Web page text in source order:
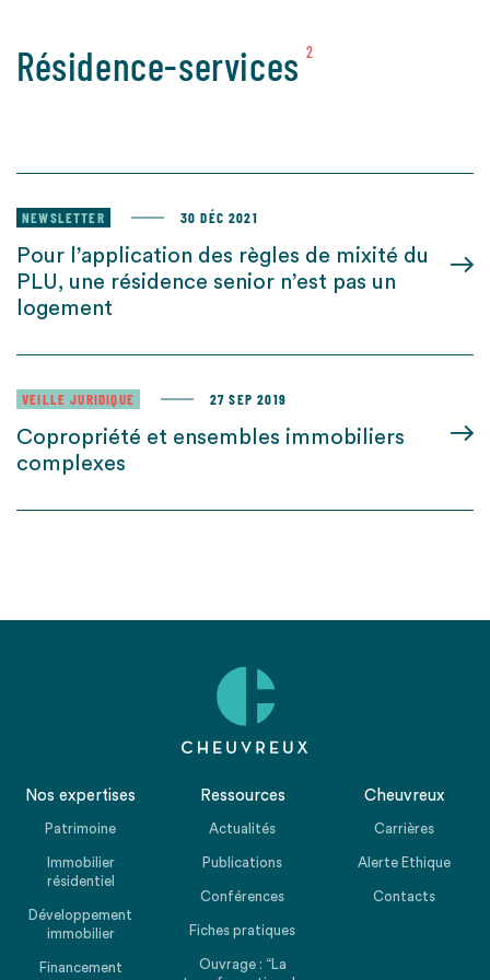
Résidence-services 2
NEWSLETTER 30 DÉC 2021
Pour l’application des règles de mixité du
PLU, une résidence senior n’est pas un
logement
VEILLE JURIDIQUE 27 SEP 2019
Copropriété et ensembles immobiliers
complexes
Nos expertises
Patrimoine
Immobilier
résidentiel
Développement
immobilier
Financement
Ressources
Actualités
Publications
Conférences
Fiches pratiques
Ouvrage : “La
Cheuvreux
Carrières
Alerte Ethique
Contacts